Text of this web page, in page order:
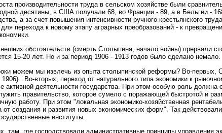
производительности труда в сельском хозяйстве были
десятины, в США получали 68, во Франции - 89, а в Бельгии -
а за счет повышения интенсивности ручного крестьянского
перехода к новому этапу аграрных преобразований - к
обстоятельств (смерть Столыпина, начало войны) прервали
15-20 лет. Но и за период 1906 - 1913 годов было сделано немало.
можем мы извлечь из опыта столыпинской реформы? Во-
1906) . Во-вторых, переход от натурального типа экономики к
активной деятельности государства. При этом особую роль
правительство, которое сумело с поражающей быстротой и
работу. При этом "локальная экономико-хозяйственная
создания и развития новых экономических форм". Так
институты.
там, где господствовали административные принципы управления